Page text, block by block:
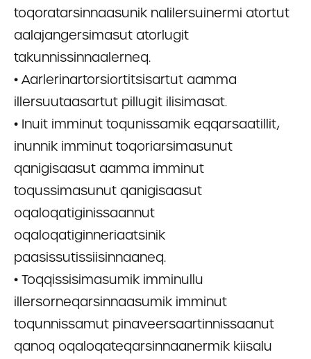
toqoratarsinnaasunik nalilersuinermi atortut
aalajangersimasut atorlugit
takunnissinnaalerneq.
• Aarlerinartorsiortitsisartut aamma
illersuutaasartut pillugit ilisimasat.
• Inuit imminut toqunissamik eqqarsaatillit,
inunnik imminut toqoriarsimasunut
qanigisaasut aamma imminut
toqussimasunut qanigisaasut
oqaloqatiginissaannut
oqaloqatiginneriaatsinik
paasissutissiisinnaaneq.
• Toqqissisimasumik imminullu
illersorneqarsinnaasumik imminut
toqunnissamut pinaveersaartinnissaanut
qanoq oqaloqateqarsinnaanermik kiisalu